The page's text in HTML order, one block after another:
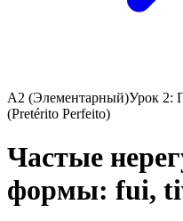
A2 (Элементарный)Урок 2:
(Pretérito Perfeito)
Частые
формы: fui,